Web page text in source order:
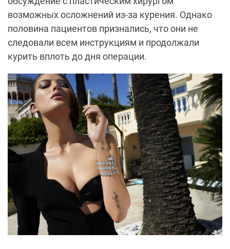
возможных осложнений из-за курения. Однако
половина пациентов признались, что они не
следовали всем инструкциям и продолжали
курить вплоть до дня операции.